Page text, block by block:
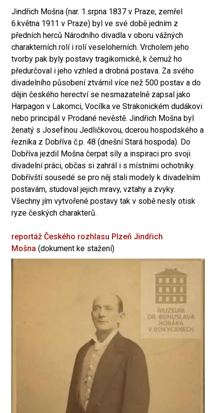
Jindřich Mošna (nar. 1.srpna 1837 v Praze, zemřel
6.května 1911 v Praze) byl ve své době jedním z
předních herců Národního divadla v oboru vážných
charakterních rolí i rolí veseloherních. Vrcholem jeho
tvorby pak byly postavy tragikomické, k čemuž ho
předurčoval i jeho vzhled a drobná postava. Za svého
divadelního působení ztvárnil více než 500 postav a do
dějin českého herectví se nesmazatelně zapsal jako
Harpagon v Lakomci, Vocílka ve Strakonickém dudákovi
nebo principál v Prodané nevěstě. Jindřich Mošna byl
ženatý s Josefínou Jedličkovou, dcerou hospodského a
řezníka z Dobříva č.p. 48 (dnešní Stará hospoda). Do
Dobříva jezdil Mošna čerpat síly a inspiraci pro svoji
divadelní práci, občas si zahrál i s místními ochotníky.
Dobřívští sousedé se pro něj stali modely k divadelním
postavám, studoval jejich mravy, vztahy a zvyky.
Všechny jím vytvořené postavy tak v sobě nesly otisk
ryze českých charakterů.
reportáž Českého rozhlasu Plzeň Jindřich
Mošna (dokument ke stažení)